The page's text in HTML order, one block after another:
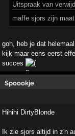
Uitspraak van
maffe sjors zijn maat
goh, heb je dat
kijk maar eens eerst
succes
Spoookje
Hihihi DirtyBlonde
Ik zie sjors altijd in z'n